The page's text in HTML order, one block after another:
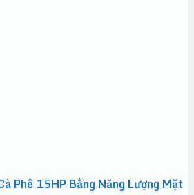
Phê 15HP Bằng Năng Lượng Mặt